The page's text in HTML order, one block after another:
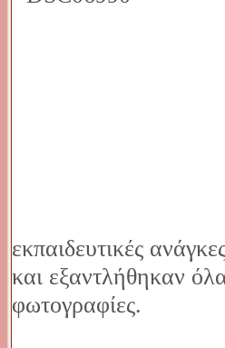
εκπαιδευτικές
και εξαντλήθηκαν
φωτογραφίες.